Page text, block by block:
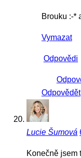
Brouku :-*
Vymazat
Odpovědi
Odpovědět
Lucie Šumová
Konečně jsem